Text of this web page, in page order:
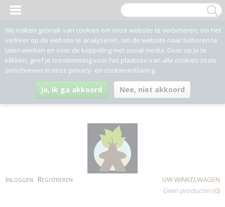
Inloggen Registreren
UW WINKELWAGEN
Geen producten (0)
Wij maken gebruik van cookies om onze website te verbeteren, om het
verkeer op de website te analyseren, om de website naar behoren te
laten werken en voor de koppeling met social media. Door op Ja te
klikken, geef je toestemming voor het plaatsen van alle cookies zoals
omschreven in onze privacy- en cookieverklaring.
Ja, ik ga akkoord Nee, niet akkoord